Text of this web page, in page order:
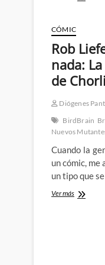
Rob
Liefeld:
La
de
Cabeza
Chorlito
CÓMIC
Rob
nada:
de
Diógenes
BirdBrain
Nuevos
Cuando la
un cómic, me
un tipo que
Ver másRob